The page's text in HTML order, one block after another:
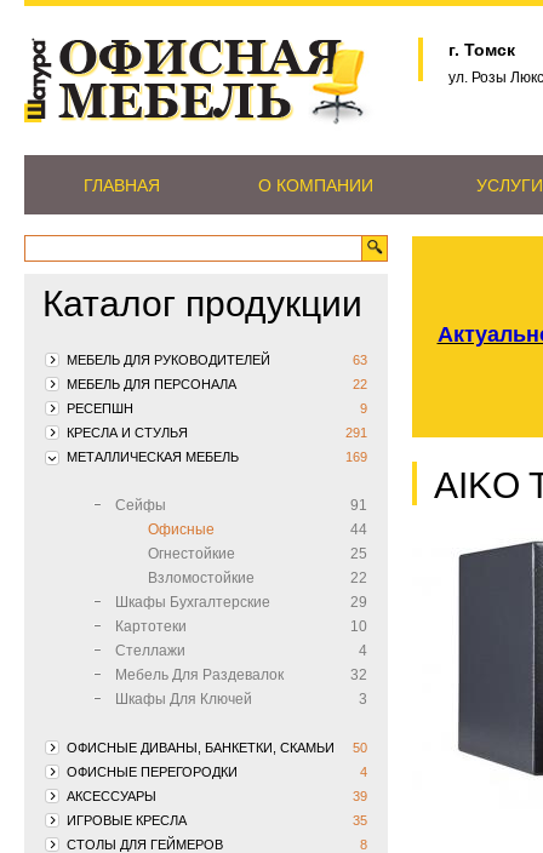
г. Томск
ул. Розы
ГЛАВНАЯ О КОМПАНИИ УСЛУГИ
Каталог продукции
МЕБЕЛЬ ДЛЯ РУКОВОДИТЕЛЕЙ
63
МЕБЕЛЬ ДЛЯ ПЕРСОНАЛА
22
РЕСЕПШН
9
КРЕСЛА И СТУЛЬЯ
291
МЕТАЛЛИЧЕСКАЯ МЕБЕЛЬ
169
Сейфы
91
Офисные
44
Огнестойкие
25
Взломостойкие
22
Шкафы Бухгалтерские
29
Картотеки
10
Стеллажи
4
Мебель Для Раздевалок
32
Шкафы Для Ключей
3
ОФИСНЫЕ ДИВАНЫ, БАНКЕТКИ, СКАМЬИ
50
ОФИСНЫЕ ПЕРЕГОРОДКИ
4
АКСЕССУАРЫ
39
ИГРОВЫЕ КРЕСЛА
35
СТОЛЫ ДЛЯ ГЕЙМЕРОВ
8
AIKO